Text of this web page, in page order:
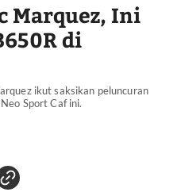
Marquez, Ini
di
ikut saksikan peluncuran
Sport Caf ini.